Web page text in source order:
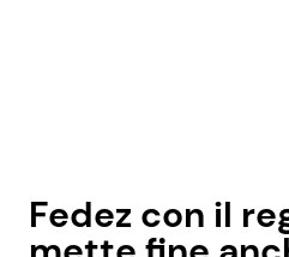
Fedez con il